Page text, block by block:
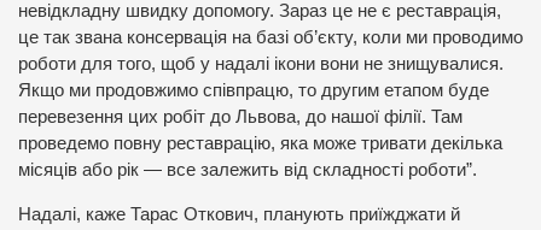
невідкладну швидку допомогу. Зараз це не є реставрація,
це так звана консервація на базі об’єкту, коли ми проводимо
роботи для того, щоб у надалі ікони вони не знищувалися.
Якщо ми продовжимо співпрацю, то другим етапом буде
перевезення цих робіт до Львова, до нашої філії. Там
проведемо повну реставрацію, яка може тривати декілька
місяців або рік — все залежить від складності роботи”.
Надалі, каже Тарас Откович, планують приїжджати й